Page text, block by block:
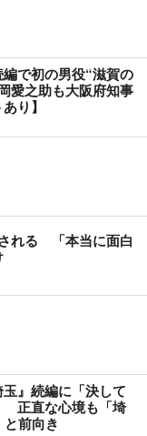
で初の男役“滋賀の
愛之助も大阪府知事
り】
れる 「本当に面白
』続編に「決して
正直な心境も「埼
前向き